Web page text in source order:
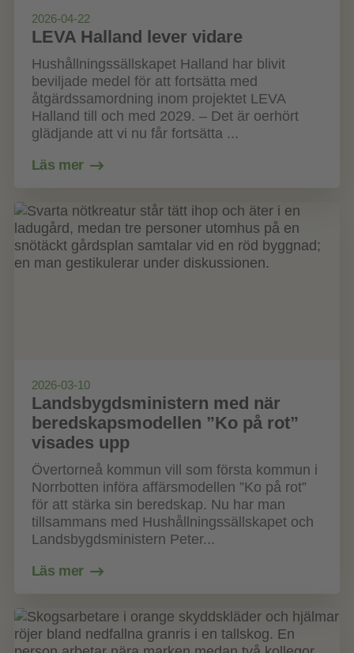
2026-04-22
LEVA Halland lever vidare
Hushållningssällskapet Halland har blivit
beviljade medel för att fortsätta med
åtgärdssamordning inom projektet LEVA
Halland till och med 2029. – Det är oerhört
glädjande att vi nu får fortsätta ...
Läs mer
2026-03-10
Landsbygdsministern med när
beredskapsmodellen ”Ko på rot”
visades upp
Övertorneå kommun vill som första kommun i
Norrbotten införa affärsmodellen ”Ko på rot”
för att stärka sin beredskap. Nu har man
tillsammans med Hushållningssällskapet och
Landsbygdsministern Peter...
Läs mer